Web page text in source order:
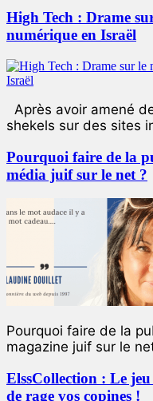
High Tech : Drame
numérique en Israël
Après avoir amené
shekels sur des sites
Pourquoi faire de la
média juif sur le net ?
Pourquoi faire de la
magazine juif sur le
ElssCollection : Le
de rage vos copines !